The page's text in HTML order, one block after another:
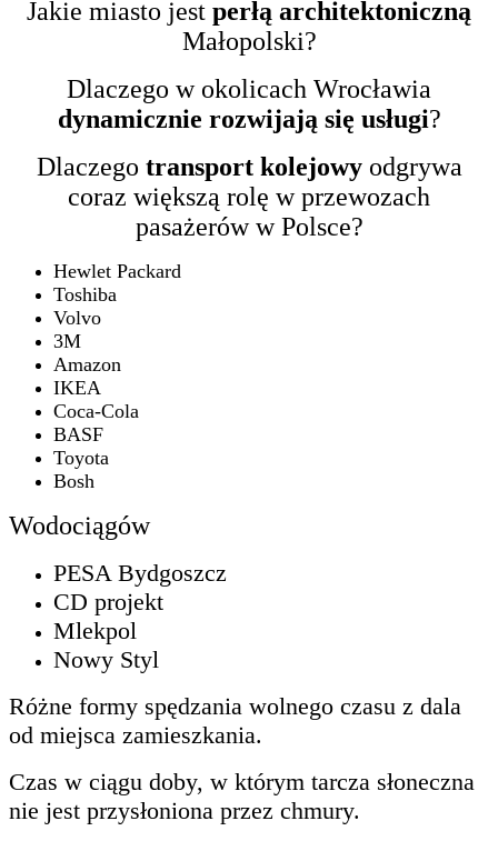
Jakie miasto jest perłą architektoniczną
Małopolski?
Dlaczego w okolicach Wrocławia
dynamicznie rozwijają się usługi?
Dlaczego transport kolejowyodgrywa
coraz większą rolę w przewozach
pasażerów w Polsce?
Hewlet Packard
Toshiba
Volvo
3M
Amazon
IKEA
Coca-Cola
BASF
Toyota
Bosh
Wodociągów
PESA Bydgoszcz
CD projekt
Mlekpol
Nowy Styl
Różne formy spędzania wolnego czasu z dala
od miejsca zamieszkania.
Czas w ciągu doby, w którym tarcza słoneczna
nie jest przysłoniona przez chmury.